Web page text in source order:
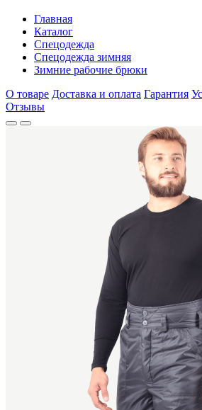
Главная
Каталог
Спецодежда
Спецодежда зимняя
Зимние рабочие брюки
О товаре Доставка и оплата Гарантия
Отзывы